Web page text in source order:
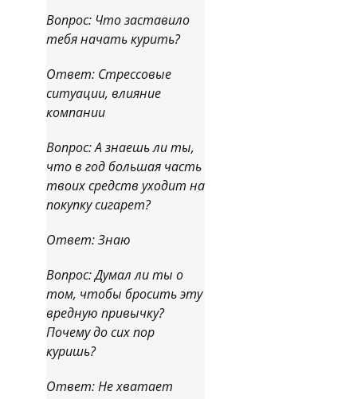
Вопрос: Что заставило
тебя начать курить?
Ответ: Стрессовые
ситуации, влияние
компании
Вопрос: А знаешь ли ты,
что в год большая часть
твоих средств уходит на
покупку сигарет?
Ответ: Знаю
Вопрос: Думал ли ты о
том, чтобы бросить эту
вредную привычку?
Почему до сих пор
куришь?
Ответ: Не хватает